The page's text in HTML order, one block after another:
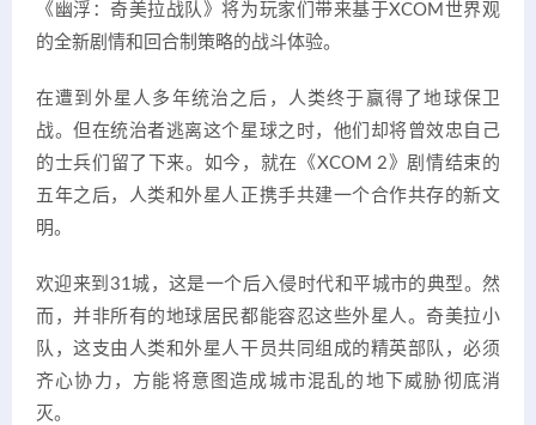
《幽浮：奇美拉战队》将为玩家们带来基于XCOM世界观
的全新剧情和回合制策略的战斗体验。
在遭到外星人多年统治之后，人类终于赢得了地球保卫
战。但在统治者逃离这个星球之时，他们却将曾效忠自己
的士兵们留了下来。如今，就在《XCOM 2》剧情结束的
五年之后，人类和外星人正携手共建一个合作共存的新文
明。
欢迎来到31城，这是一个后入侵时代和平城市的典型。然
而，并非所有的地球居民都能容忍这些外星人。奇美拉小
队，这支由人类和外星人干员共同组成的精英部队，必须
齐心协力，方能将意图造成城市混乱的地下威胁彻底消
灭。